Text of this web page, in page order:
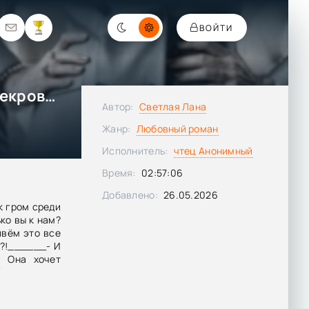
ВОЙТИ
Три способа, как полюбить свекровь - Лана Светлая
гром среди
вы к нам?
это все
И
Она хочет
так, —
что
Автор: Светлая Лана
Жанр: Любовный роман
Исполнитель: чтец Анонимный
Время: 02:57:06
Добавлено: 26.05.2026